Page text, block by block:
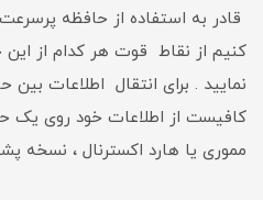
کنیم از نقاط قوت هر کدام از
نمایید . برای انتقال اطلاعات
کافیست از اطلاعات خود روی یک
مموری یا هارد اکسترنال ، نسخه